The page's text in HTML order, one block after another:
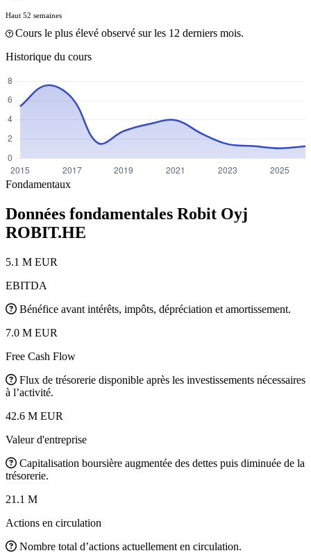
Haut 52 semaines
Cours le plus élevé observé sur les 12 derniers mois.
Historique du cours
Fondamentaux
Données fondamentales Robit Oyj
ROBIT.HE
5.1 M EUR
EBITDA
Bénéfice avant intérêts, impôts, dépréciation et amortissement.
7.0 M EUR
Free Cash Flow
Flux de trésorerie disponible après les investissements nécessaires
à l’activité.
42.6 M EUR
Valeur d'entreprise
Capitalisation boursière augmentée des dettes puis diminuée de la
trésorerie.
21.1 M
Actions en circulation
Nombre total d’actions actuellement en circulation.